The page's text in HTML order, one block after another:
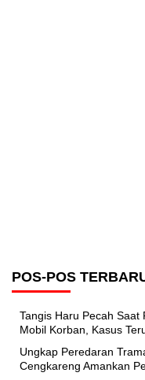
POS-POS
Tangis Haru Pecah Saat
Mobil Korban, Kasus
Ungkap Peredaran
Cengkareng Amankan